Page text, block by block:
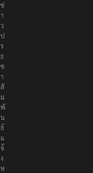
ข่
า
ว
ป
ร
ะ
ช
า
สั
ม
พั
น
ธ์
แ
จ้
ง
ห